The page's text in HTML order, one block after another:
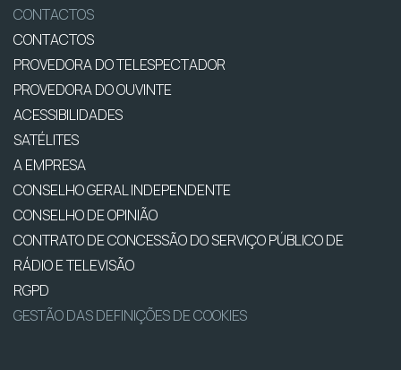
CONTACTOS
CONTACTOS
PROVEDORA DO TELESPECTADOR
PROVEDORA DO OUVINTE
ACESSIBILIDADES
SATÉLITES
A EMPRESA
CONSELHO GERAL INDEPENDENTE
CONSELHO DE OPINIÃO
CONTRATO DE CONCESSÃO DO SERVIÇO PÚBLICO DE
RÁDIO E TELEVISÃO
RGPD
GESTÃO DAS DEFINIÇÕES DE COOKIES